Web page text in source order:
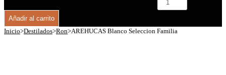
Añadir al carrito
Inicio>Destilados>Ron>AREHUCAS Blanco Seleccion Familia